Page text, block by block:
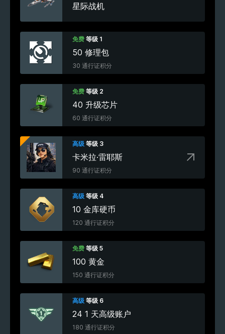
星际战机
免费 等级 1
50 修理包
30 通行证积分
免费 等级 2
40 升级芯片
60 通行证积分
高级 等级 3
卡米拉·雷耶斯
90 通行证积分
高级 等级 4
10 金库硬币
120 通行证积分
免费 等级 5
100 黄金
150 通行证积分
高级 等级 6
24 1 天高级账户
180 通行证积分